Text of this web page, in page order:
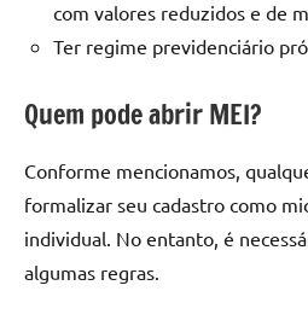
com valores reduzidos e de
Ter regime previdenciário
Quem pode abrir MEI?
Conforme mencionamos,
formalizar seu cadastro como
individual. No entanto, é
algumas regras.